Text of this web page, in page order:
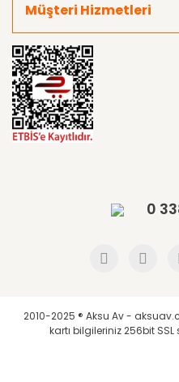
Müşteri Hizmetleri
0
2010-2025 ® Aksu Av -
kartı bilgileriniz 256bit